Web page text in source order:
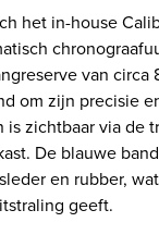
het in-house
van circa
om zijn precisie
zichtbaar via de
De blauwe
en rubber,
geeft.